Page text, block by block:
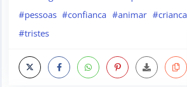
#pessoas #confianca #animar #crianca
#tristes